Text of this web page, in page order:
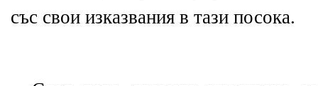
със свои изказвания в тази посока.